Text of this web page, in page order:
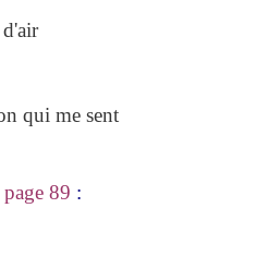
qui me sent
page 89 :